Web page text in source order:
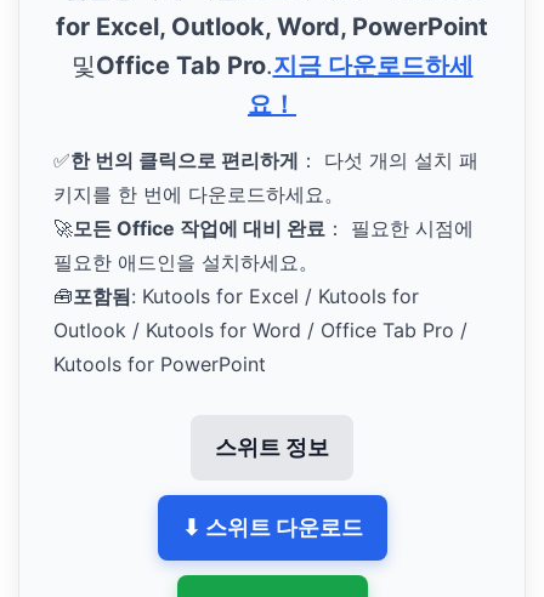
for Excel, Outlook, Word, PowerPoint
및Office Tab Pro.지금 다운로드하세
요！
✅한 번의 클릭으로 편리하게 ： 다섯 개의 설치 패
키지를 한 번에 다운로드하세요。
🚀모든 Office 작업에 대비 완료 ： 필요한 시점에
필요한 애드인을 설치하세요。
🧰포함됨: Kutools for Excel / Kutools for
Outlook / Kutools for Word / Office Tab Pro /
Kutools for PowerPoint
스위트 정보
⬇ 스위트 다운로드